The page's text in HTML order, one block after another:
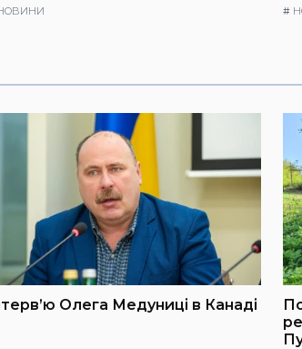
#
Олега Медуниці в Канаді